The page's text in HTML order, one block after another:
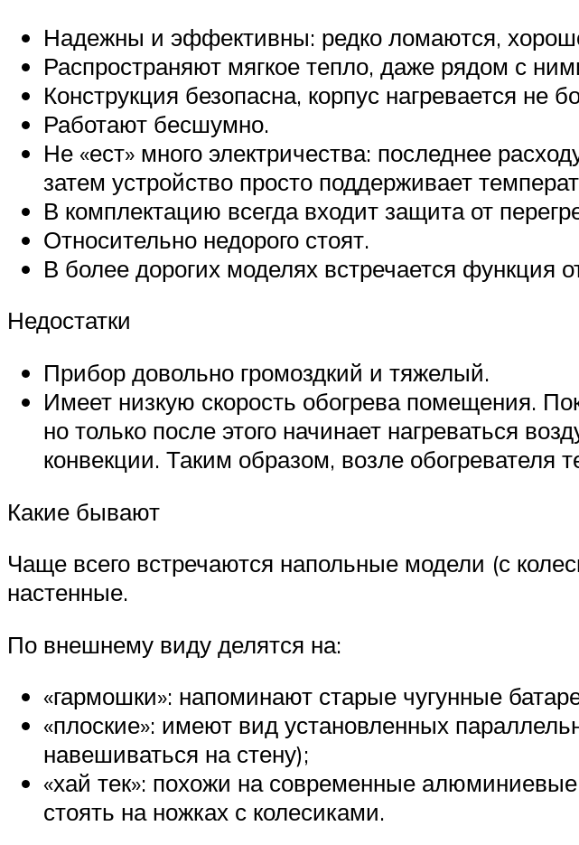
Надежны и эффективны: редко ломаются,
Распространяют мягкое тепло, даже рядом с
Конструкция безопасна, корпус нагревается не
Работают бесшумно.
Не «ест» много электричества: последнее
затем устройство просто поддерживает
В комплектацию всегда входит защита от
Относительно недорого стоят.
В более дорогих моделях встречается функция
Недостатки
Прибор довольно громоздкий и тяжелый.
Имеет низкую скорость обогрева помещения.
но только после этого начинает нагреваться
конвекции. Таким образом, возле обогревателя
Какие бывают
Чаще всего встречаются напольные модели (с
настенные.
По внешнему виду делятся на:
«гармошки»: напоминают старые чугунные
«плоские»: имеют вид установленных
навешиваться на стену);
«хай тек»: похожи на современные
стоять на ножках с колесиками.